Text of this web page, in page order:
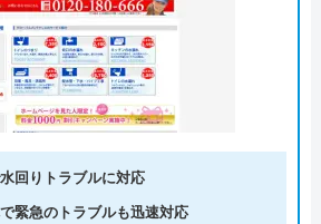
回りトラブルに対応
緊急のトラブルも迅速対応